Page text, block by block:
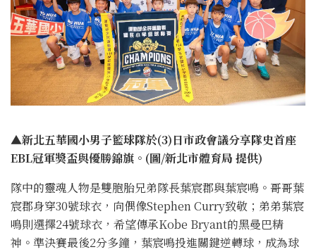
▲新北五華國小男子籃球隊於(3)日市政會議分享隊史首座
EBL冠軍獎盃與優勝錦旗。(圖/新北市體育局 提供)
隊中的靈魂人物是雙胞胎兄弟隊長葉宸郡與葉宸鳴。哥哥葉
宸郡身穿30號球衣，向偶像Stephen Curry致敬；弟弟葉宸
鳴則選擇24號球衣，希望傳承Kobe Bryant的黑曼巴精
神。準決賽最後2分多鐘，葉宸鳴投進關鍵逆轉球，成為球